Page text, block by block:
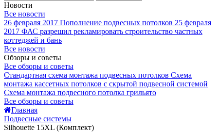
Новости
Все новости
26 февраля 2017 Пополнение подвесных потолков 25 февраля
2017 ФАС разрешил рекламировать строительство частных
коттеджей и бань
Все новости
Обзоры и советы
Все обзоры и советы
Стандартная схема монтажа подвесных потолков Схема
монтажа кассетных потолков с скрытой подвесной системой
Схема монтажа подвесного потолка грильято
Все обзоры и советы
Главная
Подвесные системы
Silhouette 15XL (Комплект)